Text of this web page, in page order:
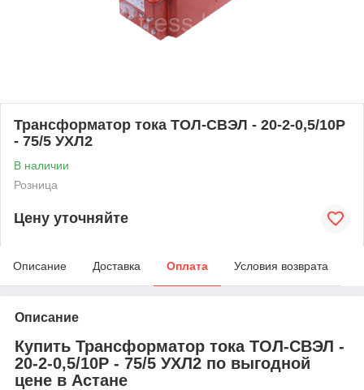
Трансформатор тока ТОЛ-СВЭЛ - 20-2-0,5/10Р
- 75/5 УХЛ2
В наличии
Розница
Цену уточняйте
Описание Доставка Оплата Условия возврата
Описание
Купить Трансформатор тока ТОЛ-СВЭЛ -
20-2-0,5/10Р - 75/5 УХЛ2 по выгодной
цене в Астане